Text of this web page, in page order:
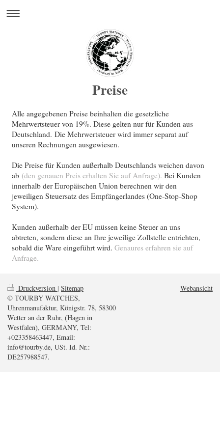
Preise
Alle angegebenen Preise beinhalten die gesetzliche
Mehrwertsteuer von 19%. Diese gelten nur für Kunden aus
Deutschland. Die Mehrwertsteuer wird immer separat auf
unseren Rechnungen ausgewiesen.
Die Preise für Kunden außerhalb Deutschlands weichen davon
ab (den genauen Preis erhalten Sie auf Anfrage). Bei Kunden
innerhalb der Europäischen Union berechnen wir den
jeweiligen Steuersatz des Empfängerlandes (One-Stop-Shop
System).
Kunden außerhalb der EU müssen keine Steuer an uns
abtreten, sondern diese an Ihre jeweilige Zollstelle entrichten,
sobald die Ware eingeführt wird. Genaures erfahren sie auf
Anfrage.
Druckversion | Sitemap
© TOURBY WATCHES,
Uhrenmanufaktur, Königstr. 78, 58300
Wetter an der Ruhr, (Hagen in
Westfalen), GERMANY, Tel:
+023358463447, Email:
info@tourby.de, USt. Id. Nr.:
DE257988547.
Webansicht